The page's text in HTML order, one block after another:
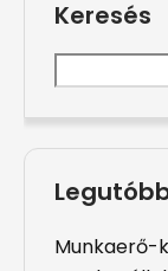
Keresés
Munkaerő-